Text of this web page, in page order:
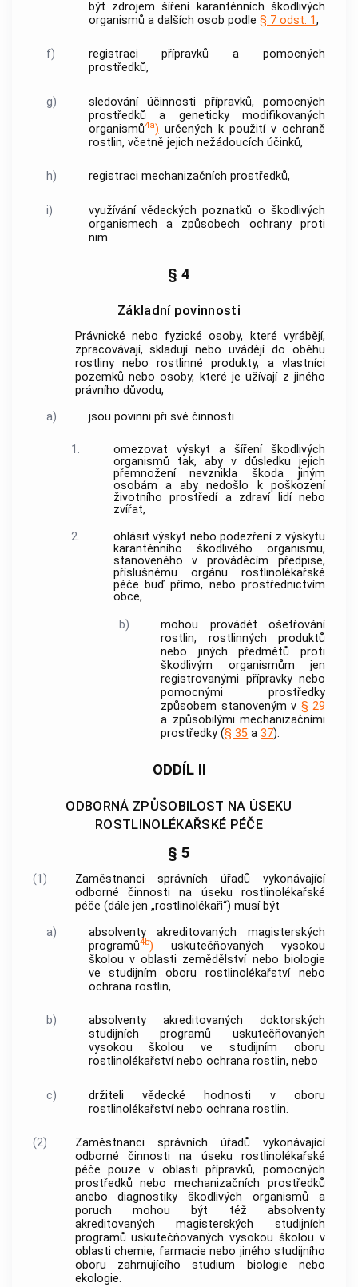
být zdrojem šíření karanténních škodlivých
organismů a dalších osob podle § 7 odst. 1,
f)
registraci přípravků a pomocných
prostředků,
g)
sledování účinnosti přípravků, pomocných
prostředků a geneticky modifikovaných
organismů4a) určených k použití v ochraně
rostlin, včetně jejich nežádoucích účinků,
h) registraci mechanizačních prostředků,
i) využívání vědeckých poznatků o škodlivých
organismech a způsobech ochrany proti
nim.
§ 4
Základní povinnosti
Právnické nebo fyzické osoby, které vyrábějí,
zpracovávají, skladují nebo uvádějí do oběhu
rostlinyneborostlinné produkty, a vlastníci
pozemků nebo osoby, které je užívají z jiného
právního důvodu,
a)
jsou povinni při své činnosti
1. omezovat výskyt a šíření škodlivých
organismů tak, aby v důsledku jejich
přemnožení nevznikla škoda jiným
osobám a aby nedošlo k poškození
životního prostředí a zdraví lidí nebo
zvířat,
2.
ohlásit výskyt nebo podezření z výskytu
karanténního škodlivého organismu,
stanoveného v prováděcím předpise,
příslušnému orgánu rostlinolékařské
péče buď přímo, nebo prostřednictvím
obce,
b)
mohou provádět ošetřování
rostlin, rostlinných produktů
nebo jiných předmětů proti
škodlivým organismům jen
registrovanými přípravky nebo
pomocnými prostředky
způsobem stanoveným v § 29
a způsobilými mechanizačními
prostředky (§ 35 a37).
ODDÍL II
ODBORNÁ ZPŮSOBILOST NA ÚSEKU
ROSTLINOLÉKAŘSKÉ PÉČE
§ 5
(1)
Zaměstnanci správních úřadů vykonávající
odborné činnosti na úseku rostlinolékařské
péče (dále jen „rostlinolékaři“) musí být
a)
absolventy akreditovaných magisterských
programů4b) uskutečňovaných vysokou
školou v oblasti zemědělství nebo biologie
ve studijním oboru rostlinolékařství nebo
ochrana rostlin,
b)
absolventy akreditovaných doktorských
studijních programů uskutečňovaných
vysokou školou ve studijním oboru
rostlinolékařství nebo ochrana rostlin, nebo
c)
držiteli vědecké hodnosti v oboru
rostlinolékařství nebo ochrana rostlin.
(2)
Zaměstnanci správních úřadů vykonávající
odborné činnosti na úseku rostlinolékařské
péče pouze v oblasti přípravků, pomocných
prostředků nebo mechanizačních prostředků
anebo diagnostikyškodlivých organismů a
poruch mohou být též absolventy
akreditovaných magisterských studijních
programů uskutečňovaných vysokou školou v
oblasti chemie, farmacie nebo jiného studijního
oboru zahrnujícího studium biologie nebo
ekologie.